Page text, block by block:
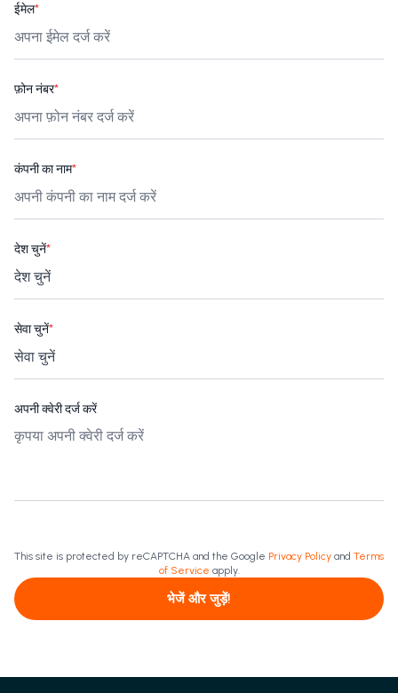
ईमेल*
फ़ोन नंबर*
कंपनी का नाम*
देश चुनें*
सेवा चुनें*
अपनी क्वेरी दर्ज करें
This site is protected by reCAPTCHA and the Google Privacy Policy and Terms
of Service apply.
भेजें और जुड़ें!